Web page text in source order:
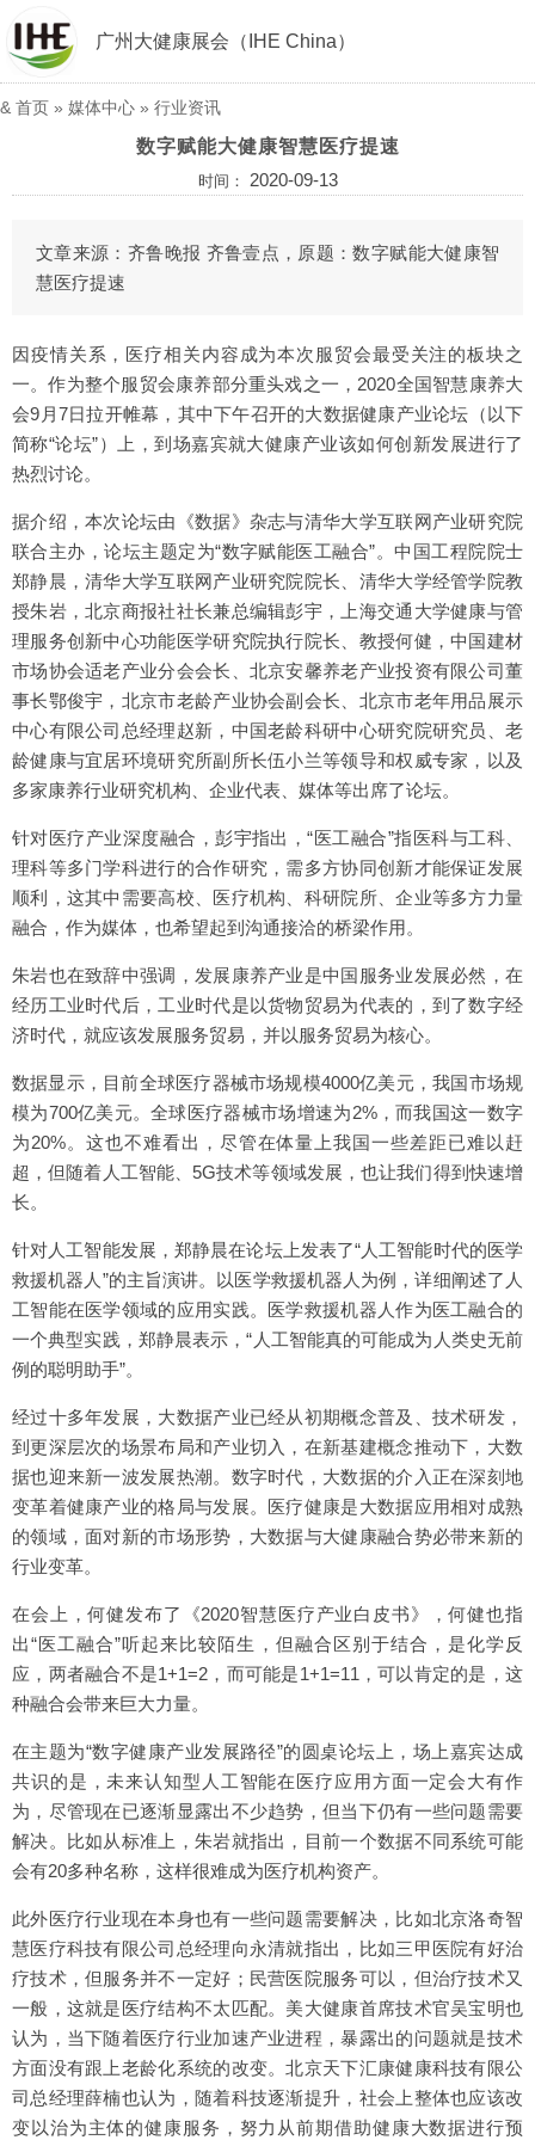
广州大健康展会（IHE China）
& 首页 » 媒体中心 » 行业资讯
数字赋能大健康智慧医疗提速
时间： 2020-09-13
文章来源：齐鲁晚报 齐鲁壹点，原题：数字赋能大健康智
慧医疗提速
因疫情关系，医疗相关内容成为本次服贸会最受关注的板块之
一。作为整个服贸会康养部分重头戏之一，2020全国智慧康养大
会9月7日拉开帷幕，其中下午召开的大数据健康产业论坛（以下
简称“论坛”）上，到场嘉宾就大健康产业该如何创新发展进行了
热烈讨论。
据介绍，本次论坛由《数据》杂志与清华大学互联网产业研究院
联合主办，论坛主题定为“数字赋能医工融合”。中国工程院院士
郑静晨，清华大学互联网产业研究院院长、清华大学经管学院教
授朱岩，北京商报社社长兼总编辑彭宇，上海交通大学健康与管
理服务创新中心功能医学研究院执行院长、教授何健，中国建材
市场协会适老产业分会会长、北京安馨养老产业投资有限公司董
事长鄂俊宇，北京市老龄产业协会副会长、北京市老年用品展示
中心有限公司总经理赵新，中国老龄科研中心研究院研究员、老
龄健康与宜居环境研究所副所长伍小兰等领导和权威专家，以及
多家康养行业研究机构、企业代表、媒体等出席了论坛。
针对医疗产业深度融合，彭宇指出，“医工融合”指医科与工科、
理科等多门学科进行的合作研究，需多方协同创新才能保证发展
顺利，这其中需要高校、医疗机构、科研院所、企业等多方力量
融合，作为媒体，也希望起到沟通接洽的桥梁作用。
朱岩也在致辞中强调，发展康养产业是中国服务业发展必然，在
经历工业时代后，工业时代是以货物贸易为代表的，到了数字经
济时代，就应该发展服务贸易，并以服务贸易为核心。
数据显示，目前全球医疗器械市场规模4000亿美元，我国市场规
模为700亿美元。全球医疗器械市场增速为2%，而我国这一数字
为20%。这也不难看出，尽管在体量上我国一些差距已难以赶
超，但随着人工智能、5G技术等领域发展，也让我们得到快速增
长。
针对人工智能发展，郑静晨在论坛上发表了“人工智能时代的医学
救援机器人”的主旨演讲。以医学救援机器人为例，详细阐述了人
工智能在医学领域的应用实践。医学救援机器人作为医工融合的
一个典型实践，郑静晨表示，“人工智能真的可能成为人类史无前
例的聪明助手”。
经过十多年发展，大数据产业已经从初期概念普及、技术研发，
到更深层次的场景布局和产业切入，在新基建概念推动下，大数
据也迎来新一波发展热潮。数字时代，大数据的介入正在深刻地
变革着健康产业的格局与发展。医疗健康是大数据应用相对成熟
的领域，面对新的市场形势，大数据与大健康融合势必带来新的
行业变革。
在会上，何健发布了《2020智慧医疗产业白皮书》，何健也指
出“医工融合”听起来比较陌生，但融合区别于结合，是化学反
应，两者融合不是1+1=2，而可能是1+1=11，可以肯定的是，这
种融合会带来巨大力量。
在主题为“数字健康产业发展路径”的圆桌论坛上，场上嘉宾达成
共识的是，未来认知型人工智能在医疗应用方面一定会大有作
为，尽管现在已逐渐显露出不少趋势，但当下仍有一些问题需要
解决。比如从标准上，朱岩就指出，目前一个数据不同系统可能
会有20多种名称，这样很难成为医疗机构资产。
此外医疗行业现在本身也有一些问题需要解决，比如北京洛奇智
慧医疗科技有限公司总经理向永清就指出，比如三甲医院有好治
疗技术，但服务并不一定好；民营医院服务可以，但治疗技术又
一般，这就是医疗结构不太匹配。美大健康首席技术官吴宝明也
认为，当下随着医疗行业加速产业进程，暴露出的问题就是技术
方面没有跟上老龄化系统的改变。北京天下汇康健康科技有限公
司总经理薛楠也认为，随着科技逐渐提升，社会上整体也应该改
变以治为主体的健康服务，努力从前期借助健康大数据进行预